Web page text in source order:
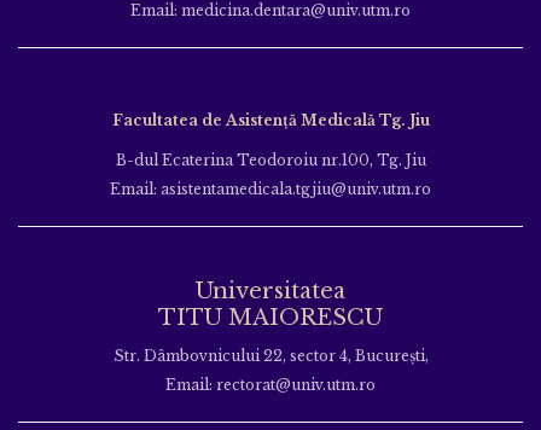
Email: medicina.dentara@univ.utm.ro
Facultatea de Asistență Medicală Tg. Jiu
B-dul Ecaterina Teodoroiu nr.100, Tg. Jiu
Email: asistentamedicala.tgjiu@univ.utm.ro
Universitatea
TITU MAIORESCU
Str. Dâmbovnicului 22, sector 4, București,
Email: rectorat@univ.utm.ro